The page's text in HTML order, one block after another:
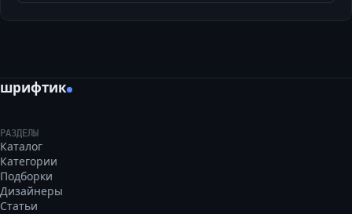
шрифтик
РАЗДЕЛЫ
Каталог
Категории
Подборки
Дизайнеры
Статьи